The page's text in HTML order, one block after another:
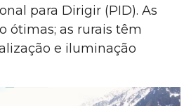
para Dirigir (PID). As
ótimas; as rurais têm
e iluminação